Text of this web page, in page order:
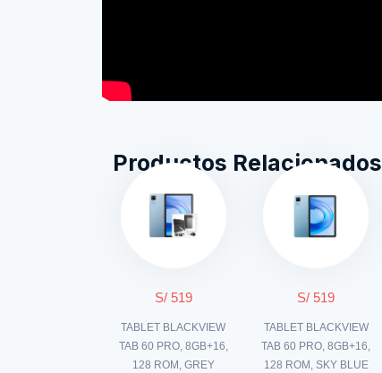
Productos Relacionados
S/ 519
TABLET BLACKVIEW
TAB 60 PRO, 8GB+16,
128 ROM, GREY
S/ 519
TABLET BLACKVIEW
TAB 60 PRO, 8GB+16,
128 ROM, SKY BLUE